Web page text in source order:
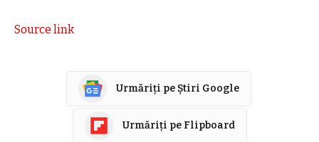
Source link
Urmăriți pe Știri Google
Urmăriți pe Flipboard